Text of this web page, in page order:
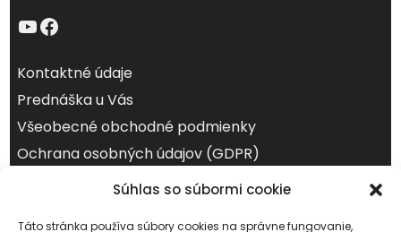
Súhlas so súbormi cookie
Táto stránka používa súbory cookies na správne fungovanie,
YouTube
Facebook
Kontaktné údaje
Prednáška u Vás
Všeobecné obchodné podmienky
Ochrana osobných údajov (GDPR)
august 2026
Po
Ut St Št Pi So Ne